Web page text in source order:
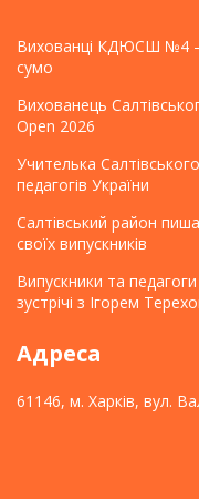
Вихованці КДЮСШ №4 —
сумо
Вихованець
Open 2026
Учителька
педагогів України
Салтівський район
своїх випускників
Випускники та
зустрічі з Ігорем
Адреса
61146, м. Харків, вул.